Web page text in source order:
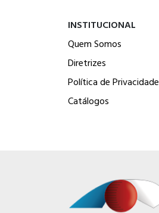
INSTITUCIONAL
Quem Somos
Diretrizes
Política de Privacidade
Catálogos